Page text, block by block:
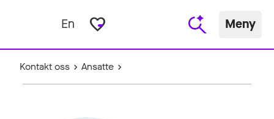
En favorite_border Meny
Kontakt oss Ansatte